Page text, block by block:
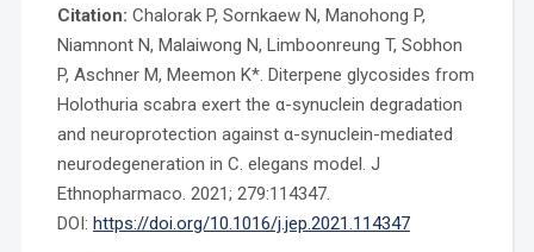
Citation: Chalorak P, Sornkaew N, Manohong P,
Niamnont N, Malaiwong N, Limboonreung T, Sobhon
P, Aschner M, Meemon K*. Diterpene glycosides from
Holothuria scabra exert the α-synuclein degradation
and neuroprotection against α-synuclein-mediated
neurodegeneration in C. elegans model. J
Ethnopharmaco. 2021; 279:114347.
DOI: https://doi.org/10.1016/j.jep.2021.114347